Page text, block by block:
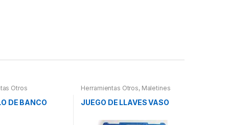
Otros
DE BANCO
Herramientas Otros, Maletines
Compresímetros, otros
JUEGO DE LLAVES VASO